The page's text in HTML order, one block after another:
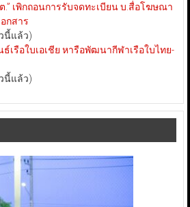
.” เพิกถอนการรับจดทะเบียน บ.สื่อโฆษณา
กสาร
นี้แล้ว)
เรือใบเอเชีย หารือพัฒนากีฬาเรือใบไทย-
นี้แล้ว)